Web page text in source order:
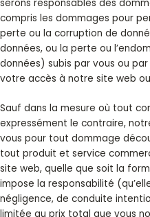
serons responsables des
compris les dommages pour
perte ou la corruption de
données, ou la perte ou
données) subis par vous ou
votre accès à notre site web
Sauf dans la mesure où tout
expressément le contraire,
vous pour tout dommage
tout produit et service
site web, quelle que soit la
impose la responsabilité
négligence, de conduite
limitée au prix total que vous